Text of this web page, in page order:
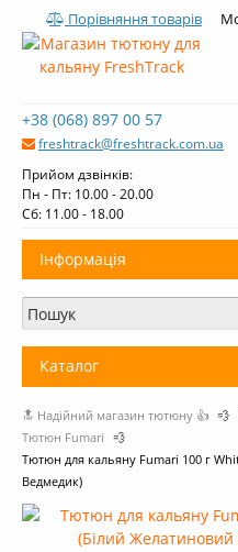
Порівняння товарів
+38 (068) 897 00 57
freshtrack@freshtrack.com.ua
Прийом дзвінків:
Пн - Пт: 10.00 - 20.00
Cб: 11.00 - 18.00
Інформація
Про нас
Доставка і оплата
Огляди тютюну Fresh
Каталог
Тютюн для кальяну
Вугілля для кальяну
Кальяни
Комплектуючі для
🔝 Надійний магазин тютюну 👍 💨
Тютюн Fumari 💨
Тютюн для кальяну Fumari 100 г
Ведмедик)